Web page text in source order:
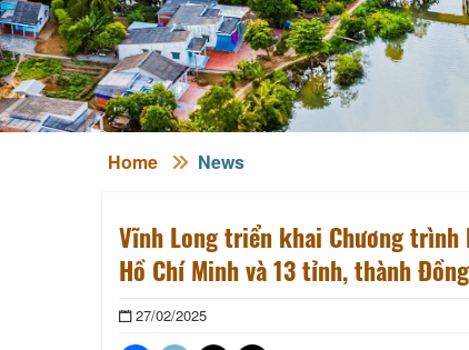
Home News
Vĩnh Long triển khai Chương
Hồ Chí Minh và 13 tỉnh, thành
27/02/2025